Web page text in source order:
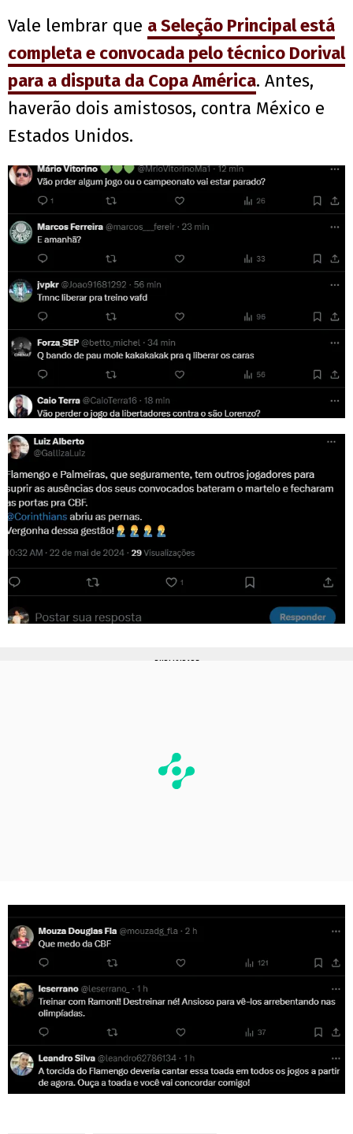
Vale lembrar que a Seleção Principal está
completa e convocada pelo técnico Dorival
para a disputa da Copa América. Antes,
haverão dois amistosos, contra México e
Estados Unidos.
PUBLICIDADE